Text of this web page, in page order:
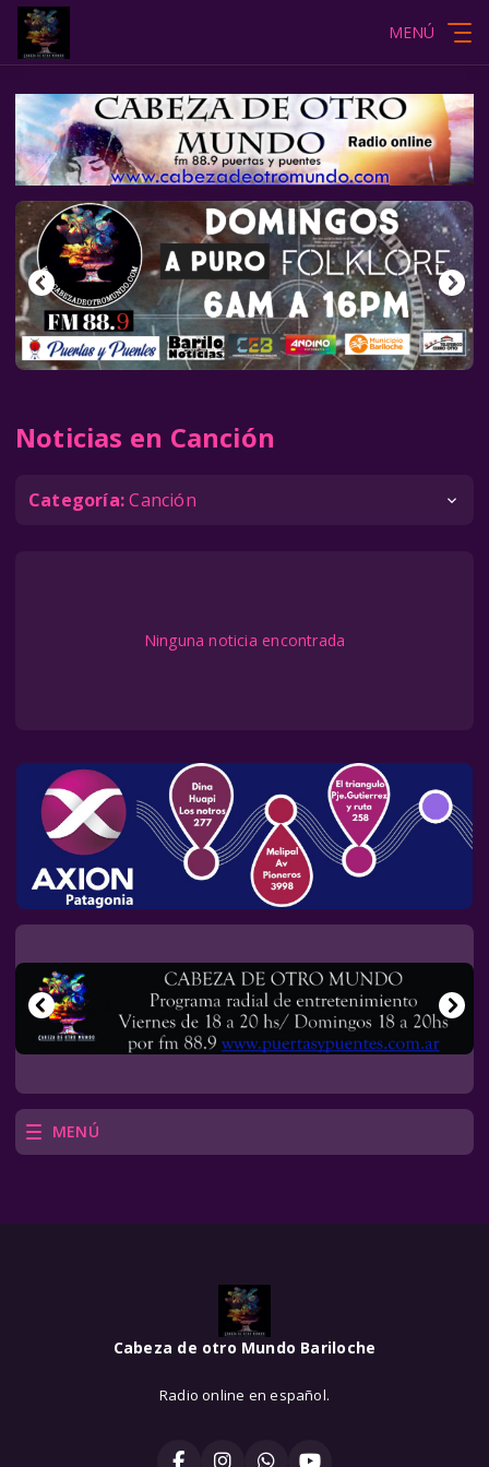
MENÚ
Noticias en Canción
Categoría:Canción
Ninguna noticia encontrada
MENÚ
Cabeza de otro Mundo Bariloche
Radio online en español.